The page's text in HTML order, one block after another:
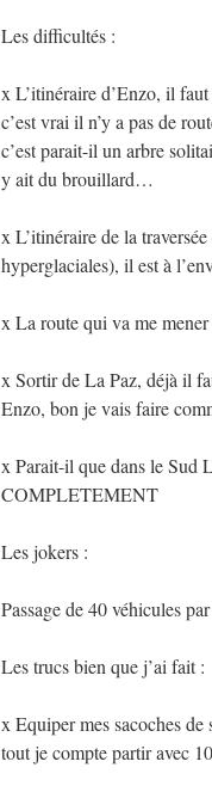
Les difficultés :
x L’itinéraire d’Enzo, il
c’est vrai il n’y a pas de
c’est parait-il un arbre
y ait du brouillard…
x L’itinéraire de la
hyperglaciales), il est à
x La route qui va me
x Sortir de La Paz, déjà il
Enzo, bon je vais faire
x Parait-il que dans le Sud
COMPLETEMENT
Les jokers :
Passage de 40 véhicules
Les trucs bien que j’ai fait :
x Equiper mes sacoches
tout je compte partir avec